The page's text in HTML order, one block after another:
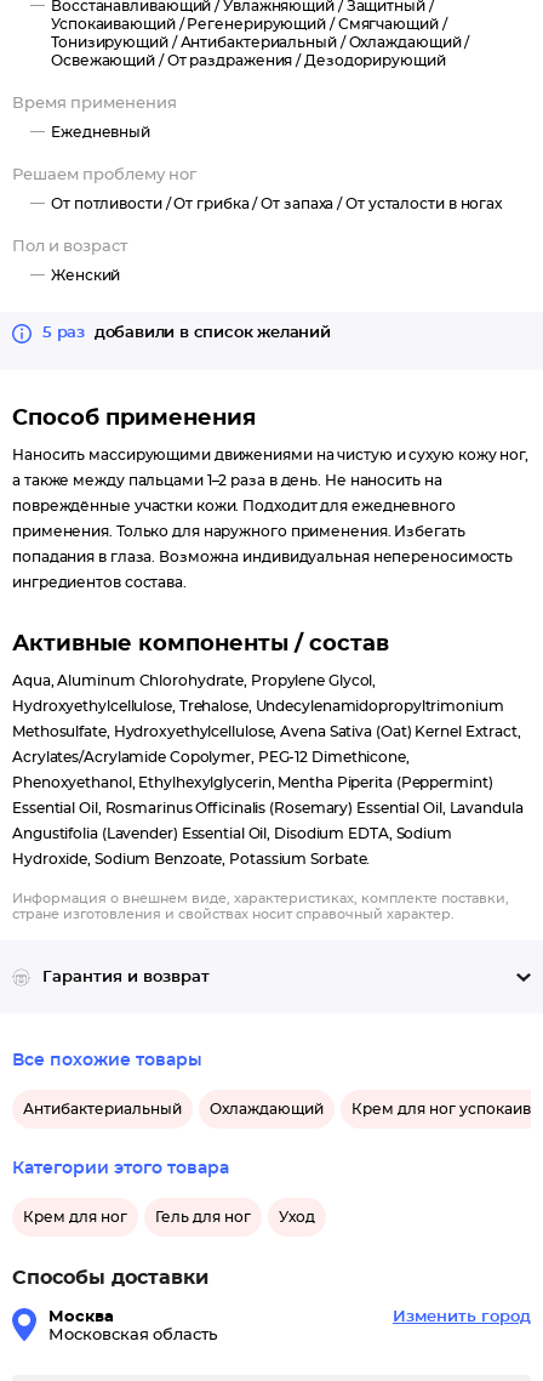
свежести.
Эфирные масла розмарина и лаванды обладают сильным
противогрибковым и антисептическим действием,
заживляют кожу, способствуют ее восстановлению.
Прекрасно тонизирует, смягчает, увлажняет и успокаивает
раздражения на коже.
Восстанавливающий /Увлажняющий /Защитный /
Успокаивающий / Регенерирующий /Смягчающий /
Тонизирующий /Антибактериальный /Охлаждающий /
Освежающий /От раздражения / Дезодорирующий
Время применения
Ежедневный
Решаем проблему ног
От потливости /От грибка /От запаха /От усталости в ногах
Пол и возраст
Женский
5 раз добавили в список желаний
Способ применения
Наносить массирующими движениями на чистую и сухую кожу ног,
а также между пальцами 1–2 раза в день. Не наносить на
повреждённые участки кожи. Подходит для ежедневного
применения. Только для наружного применения. Избегать
попадания в глаза. Возможна индивидуальная непереносимость
ингредиентов состава.
Активные компоненты / состав
Aqua, Aluminum Chlorohydrate, Propylene Glycol,
Hydroxyethylcellulose, Trehalose, Undecylenamidopropyltrimonium
Methosulfate, Hydroxyethylcellulose, Avena Sativa (Oat) Kernel Extract,
Acrylates/Acrylamide Copolymer, PEG-12 Dimethicone,
Phenoxyethanol, Ethylhexylglycerin, Mentha Piperita (Peppermint)
Essential Oil, Rosmarinus Officinalis (Rosemary) Essential Oil, Lavandula
Angustifolia (Lavender) Essential Oil, Disodium EDTA, Sodium
Hydroxide, Sodium Benzoate, Potassium Sorbate.
Информация о внешнем виде, характеристиках, комплекте поставки,
стране изготовления и свойствах носит справочный характер.
Гарантия и возврат
Все похожие товары
Антибактериальный Охлаждающий Крем для ног
Категории этого товара
Крем для ног Гель для ног Уход
Способы доставки
Москва
Московская область
Изменить город